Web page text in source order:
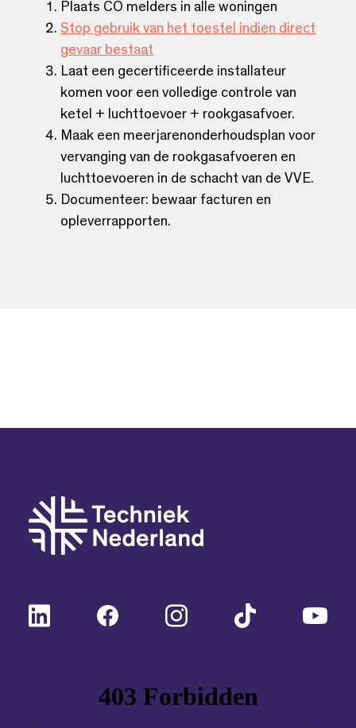
Plaats CO melders in alle woningen
Stop gebruik van het toestel indien direct
gevaar bestaat
Laat een gecertificeerde installateur
komen voor een volledige controle van
ketel + luchttoevoer + rookgasafvoer.
Maak een meerjarenonderhoudsplan voor
vervanging van de rookgasafvoeren en
luchttoevoeren in de schacht van de VVE.
Documenteer: bewaar facturen en
opleverrapporten.